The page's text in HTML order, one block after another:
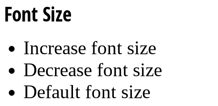
Font Size
Increase font size
Decrease font size
Default font size